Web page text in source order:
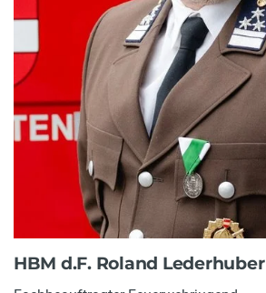
HBM d.F. Roland Lederhuber